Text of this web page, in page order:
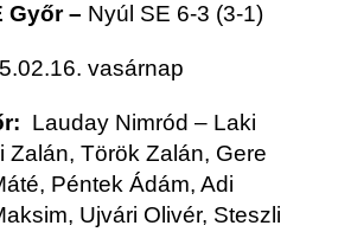
Győr – Nyúl SE 6-3 (3-1)
vasárnap
Lauday Nimród – Laki
Zalán, Török Zalán, Gere
Péntek Ádám, Adi
Ujvári Olivér, Steszli